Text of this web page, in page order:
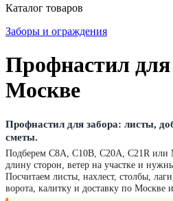
Каталог товаров
Заборы и ограждения
Профнастил для
Москве
Профнастил для забора: листы,
сметы.
Подберем С8А, С10В, С20А, С21R или
длину сторон, ветер на участке и
Посчитаем листы, нахлест, столбы,
ворота, калитку и доставку по Москве и